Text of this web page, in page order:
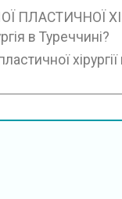
в Туреччині?
хірургії